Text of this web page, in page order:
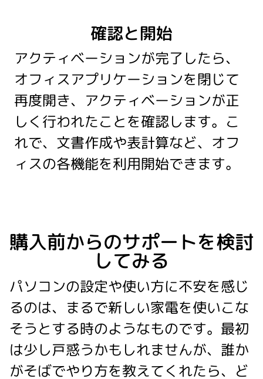
確認と開始
アクティベーションが完了したら、
オフィスアプリケーションを閉じて
再度開き、アクティベーションが正
しく行われたことを確認します。こ
れで、文書作成や表計算など、オフ
ィスの各機能を利用開始できます。
購入前からのサポートを検討
してみる
パソコンの設定や使い方に不安を感じ
るのは、まるで新しい家電を使いこな
そうとする時のようなものです。最初
は少し戸惑うかもしれませんが、誰か
がそばでやり方を教えてくれたら、ど